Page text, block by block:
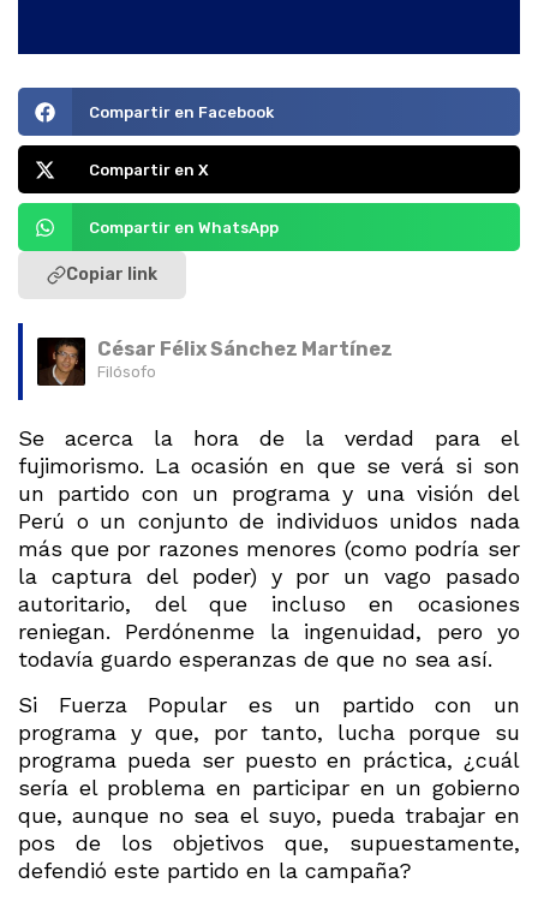
Compartir en Facebook
Compartir en X
Compartir en WhatsApp
Copiar link
César Félix Sánchez Martínez
Filósofo
Se acerca la hora de la verdad para el
fujimorismo. La ocasión en que se verá si son
un partido con un programa y una visión del
Perú o un conjunto de individuos unidos nada
más que por razones menores (como podría ser
la captura del poder) y por un vago pasado
autoritario, del que incluso en ocasiones
reniegan. Perdónenme la ingenuidad, pero yo
todavía guardo esperanzas de que no sea así.
Si Fuerza Popular es un partido con un
programa y que, por tanto, lucha porque su
programa pueda ser puesto en práctica, ¿cuál
sería el problema en participar en un gobierno
que, aunque no sea el suyo, pueda trabajar en
pos de los objetivos que, supuestamente,
defendió este partido en la campaña?